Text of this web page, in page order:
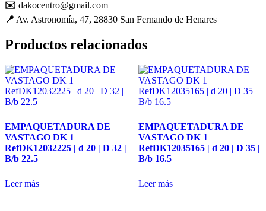
✉️ dakocentro@gmail.com
📍 Av. Astronomía, 47, 28830 San Fernando de Henares
Productos relacionados
EMPAQUETADURA DE
VASTAGO DK 1
RefDK12032225 | d 20 | D 32 |
B/b 22.5
Leer más
EMPAQUETADURA DE
VASTAGO DK 1
RefDK12035165 | d 20 | D 35 |
B/b 16.5
Leer más
disfrutar del
paseo por
Si rechaza estas
algunas
funcionalidades
desaparecerán
de la web. Si
las aceptas, nos
ayuda.
Al compartir